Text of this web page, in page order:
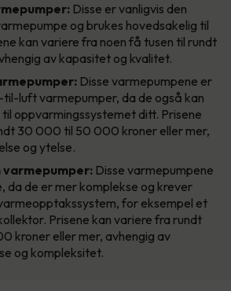
Disse er vanligvis den
og brukes hovedsakelig til
kan variere fra noen få tusen til rundt
av kapasitet og kvalitet.
Disse varmepumpene er
luft varmepumper, da de også kan
oppvarmingssystemet ditt. Prisene
30 000 til 50 000 kroner eller mer,
og ytelse.
Disse varmepumpene
da de er mer komplekse og krever
for eksempel et
Prisene kan variere fra rundt
kroner eller mer, avhengig av
og kompleksitet.